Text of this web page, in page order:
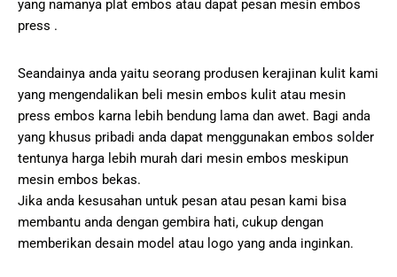
yang namanya plat embos atau dapat pesan mesin embos
press .
Seandainya anda yaitu seorang produsen kerajinan kulit kami
yang mengendalikan beli mesin embos kulit atau mesin
press embos karna lebih bendung lama dan awet. Bagi anda
yang khusus pribadi anda dapat menggunakan embos solder
tentunya harga lebih murah dari mesin embos meskipun
mesin embos bekas.
Jika anda kesusahan untuk pesan atau pesan kami bisa
membantu anda dengan gembira hati, cukup dengan
memberikan desain model atau logo yang anda inginkan.